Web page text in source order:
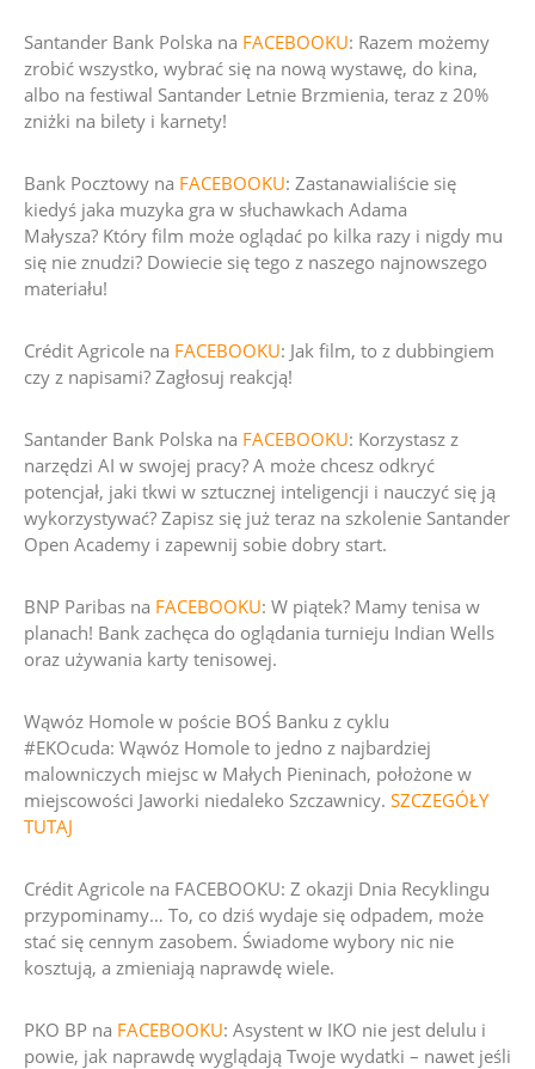
Santander Bank Polska na FACEBOOKU: Razem możemy
zrobić wszystko, wybrać się na nową wystawę, do kina,
albo na festiwal Santander Letnie Brzmienia, teraz z 20%
zniżki na bilety i karnety!
Bank Pocztowy na FACEBOOKU: Zastanawialiście się
kiedyś jaka muzyka gra w słuchawkach Adama
Małysza? Który film może oglądać po kilka razy i nigdy mu
się nie znudzi? Dowiecie się tego z naszego najnowszego
materiału!
Crédit Agricole na FACEBOOKU: Jak film, to z dubbingiem
czy z napisami? Zagłosuj reakcją!
Santander Bank Polska na FACEBOOKU: Korzystasz z
narzędzi AI w swojej pracy? A może chcesz odkryć
potencjał, jaki tkwi w sztucznej inteligencji i nauczyć się ją
wykorzystywać? Zapisz się już teraz na szkolenie Santander
Open Academy i zapewnij sobie dobry start.
BNP Paribas na FACEBOOKU: W piątek? Mamy tenisa w
planach! Bank zachęca do oglądania turnieju Indian Wells
oraz używania karty tenisowej.
Wąwóz Homole w poście BOŚ Banku z cyklu
#EKOcuda: Wąwóz Homole to jedno z najbardziej
malowniczych miejsc w Małych Pieninach, położone w
miejscowości Jaworki niedaleko Szczawnicy. SZCZEGÓŁY
TUTAJ
Crédit Agricole na FACEBOOKU: Z okazji Dnia Recyklingu
przypominamy… To, co dziś wydaje się odpadem, może
stać się cennym zasobem. Świadome wybory nic nie
kosztują, a zmieniają naprawdę wiele.
PKO BP na FACEBOOKU: Asystent w IKO nie jest delulu i
powie, jak naprawdę wyglądają Twoje wydatki – nawet jeśli